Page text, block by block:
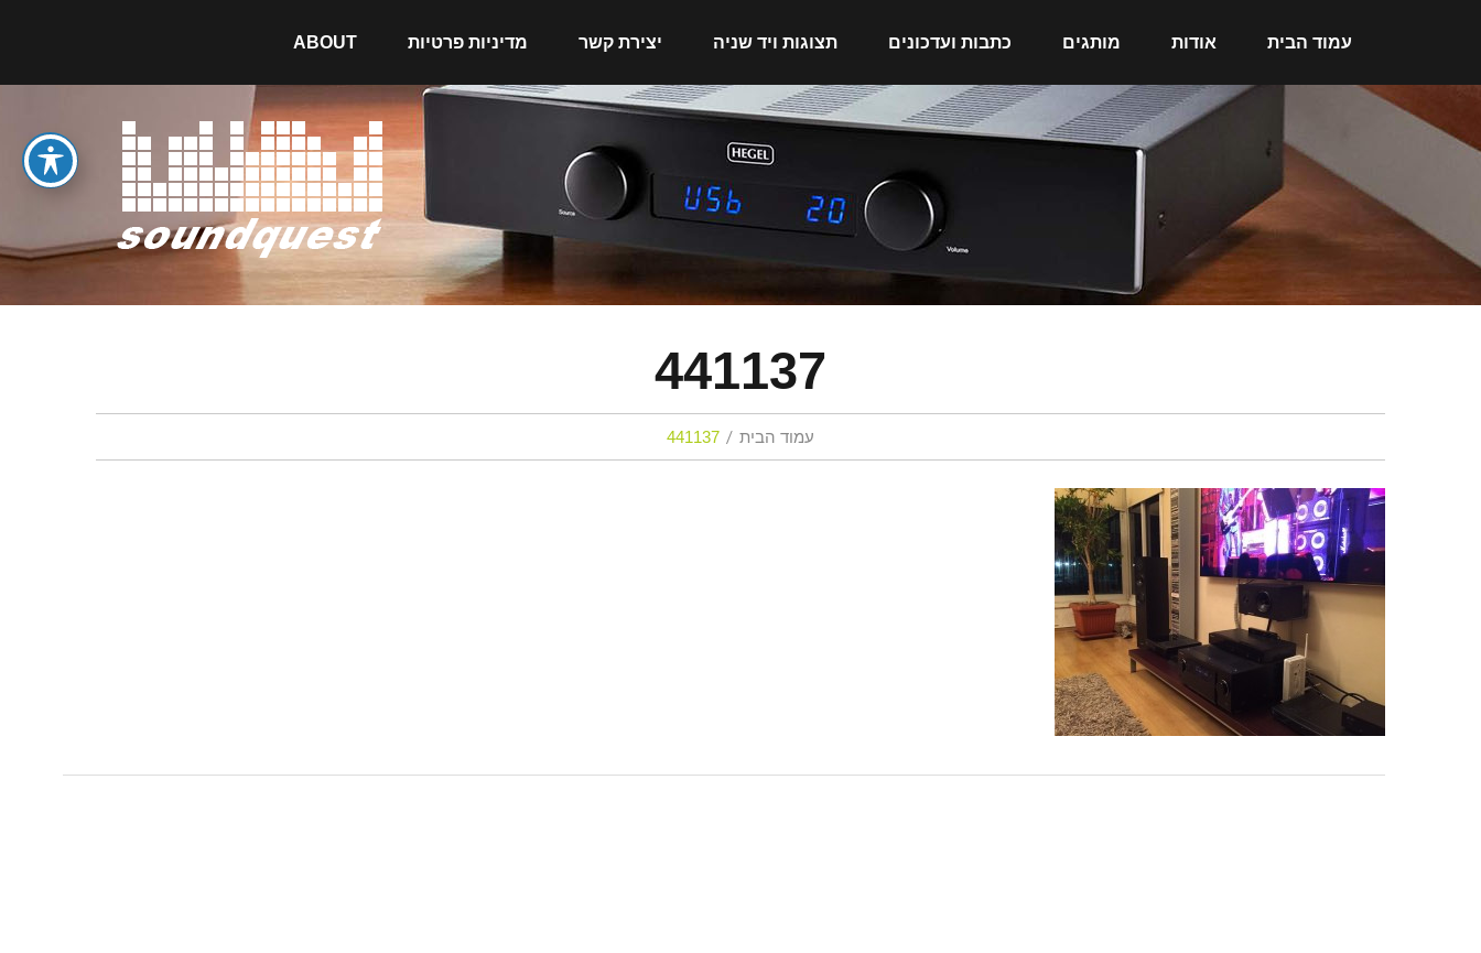
עמוד הבית אודות מותגים כתבות ועדכונים תצוגות ויד שניה יצירת קשר מדיניות פרטיות ABOUT
441137
עמוד הבית 441137